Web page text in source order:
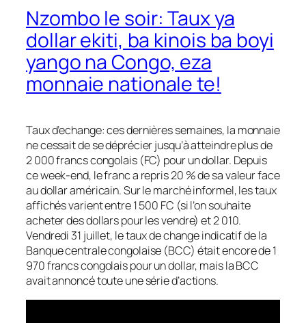
Nzombo le soir: Taux ya
dollar ekiti, ba kinois ba boyi
yango na Congo, eza
monnaie nationale te!
Taux d’echange: ces dernières semaines, la monnaie
ne cessait de se déprécier jusqu’à atteindre plus de
2 000 francs congolais (FC) pour un dollar. Depuis
ce week-end, le franc a repris 20 % de sa valeur face
au dollar américain. Sur le marché informel, les taux
affichés varient entre 1 500 FC (si l’on souhaite
acheter des dollars pour les vendre) et 2 010.
Vendredi 31 juillet, le taux de change indicatif de la
Banque centrale congolaise (BCC) était encore de 1
970 francs congolais pour un dollar, mais la BCC
avait annoncé toute une série d’actions.